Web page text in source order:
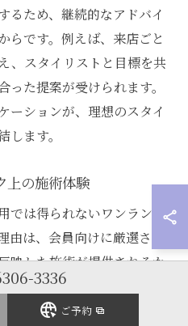
るため、継続的なアドバイ
らです。例えば、来店ごと
、スタイリストと目標を共
た提案が受けられます。
ーションが、理想のスタイ
ます。
上の施術体験
では得られないワンランク
由は、会員向けに厳選され
映した施術が提供されるか
特別トリートメントや、会
ど、ハイグレードな体験が
3336
ご予約